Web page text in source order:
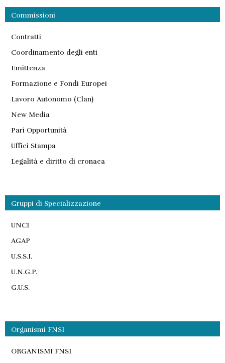
Commissioni
Contratti
Coordinamento degli enti
Emittenza
Formazione e Fondi Europei
Lavoro Autonomo (Clan)
New Media
Pari Opportunità
Uffici Stampa
Legalità e diritto di cronaca
Gruppi di Specializzazione
UNCI
AGAP
U.S.S.I.
U.N.G.P.
G.U.S.
Organismi FNSI
ORGANISMI FNSI